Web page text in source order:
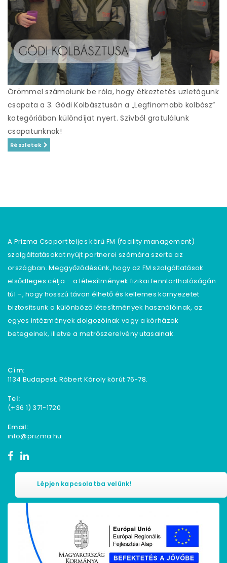
Örömmel számolunk be róla, hogy étkeztetés üzletágunk
csapata a 3. Gödi Kolbásztusán a „Legfinomabb kolbász”
kategóriában különdíjat nyert. Szívből gratulálunk
csapatunknak!
Részletek
A Prizma Csoport teljes körű FM (facility management)
szolgáltatásokat nyújt partnerei számára szerte az
országban. Meggyőződésünk, hogy az FM szolgáltatások
elsődleges célja – a létesítmények fizikai fenntarthatóságán
túl –, hogy hosszú távon élhető és kellemes környezetet
biztosítsunk a különböző létesítmények használóinak, az
egyes intézmények dolgozóinak vagy a kórházak
betegeinek, illetve a metrószerelvény utasainak.
Cím:
1134 Budapest, Róbert Károly körút 76−78.
Tel:
(+36 1) 371-1720
Email:
info@prizma.hu
Lépjen kapcsolatba velünk!